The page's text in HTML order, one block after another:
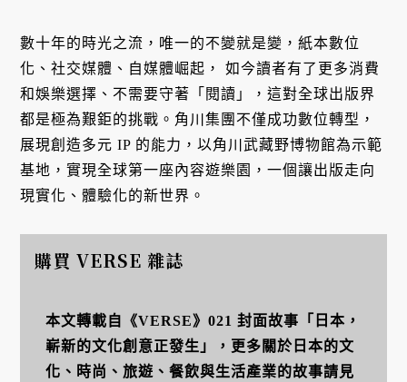
數十年的時光之流，唯一的不變就是變，紙本數位
化、社交媒體、自媒體崛起， 如今讀者有了更多消費
和娛樂選擇、不需要守著「閱讀」，這對全球出版界
都是極為艱鉅的挑戰。角川集團不僅成功數位轉型，
展現創造多元 IP 的能力，以角川武藏野博物館為示範
基地，實現全球第一座內容遊樂園，一個讓出版走向
現實化、體驗化的新世界。
購買 VERSE 雜誌
本文轉載自《VERSE》021 封面故事「日本，
嶄新的文化創意正發生」，更多關於日本的文
化、時尚、旅遊、餐飲與生活產業的故事請見